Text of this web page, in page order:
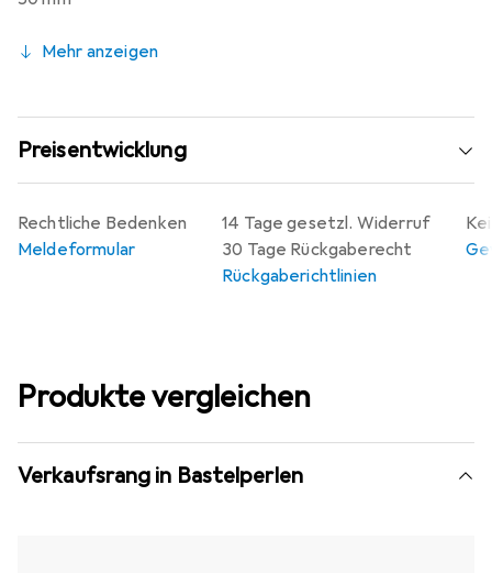
Mehr anzeigen
Preisentwicklung
14 Tage gesetzl. Widerruf
30 Tage Rückgaberecht
Rückgaberichtlinien
Rechtliche Bedenken
Meldeformular
Produkte vergleichen
Verkaufsrang in Bastelperlen